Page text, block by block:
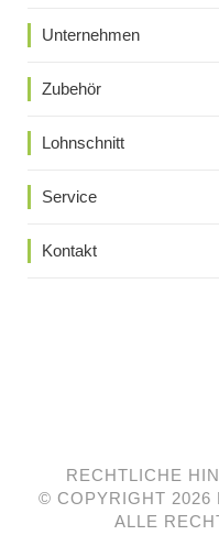
Unternehmen
Zubehör
Lohnschnitt
Service
Kontakt
RECHTLICHE
© COPYRIGHT 2026
ALLE